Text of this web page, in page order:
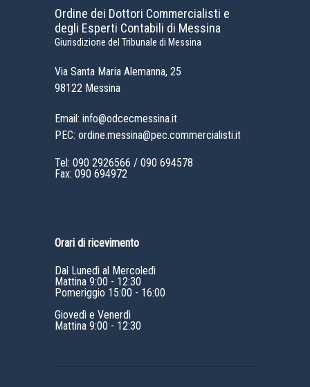
Ordine dei Dottori Commercialisti e
degli Esperti Contabili di Messina
Giurisdizione del Tribunale di Messina
Via Santa Maria Alemanna, 25
98122 Messina
Email: info@odcecmessina.it
PEC: ordine.messina@pec.commercialisti.it
Tel: 090 2926566 / 090 694578
Fax: 090 694972
Orari di ricevimento
Dal Lunedì al Mercoledì
Mattina 9:00 - 12:30
Pomeriggio 15:00 - 16:00
Giovedì e Venerdì
Mattina 9:00 - 12:30